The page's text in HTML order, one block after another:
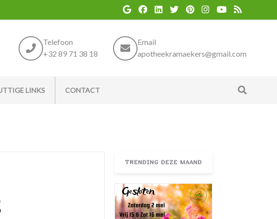
Telefoon
+32 89 71 38 18
Email
apotheekramaekers@gmail.com
LINKS CONTACT
TRENDING DEZE MAAND